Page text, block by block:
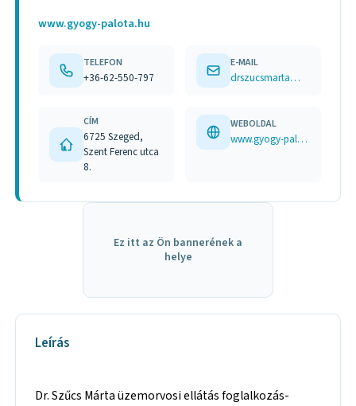
www.gyogy-palota.hu
TELEFON
+36-62-550-797
E-MAIL
drszucsmarta@gyogy-palota.hu
CÍM
6725 Szeged,
Szent Ferenc utca
8.
WEBOLDAL
www.gyogy-palota.hu
Ez itt az Ön bannerének a
helye
Leírás
Dr. Szűcs Márta üzemorvosi ellátás foglalkozás-